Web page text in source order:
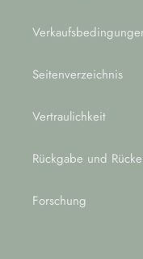
Seitenverzeichnis
Vertraulichkeit
Rückgabe und
Forschung